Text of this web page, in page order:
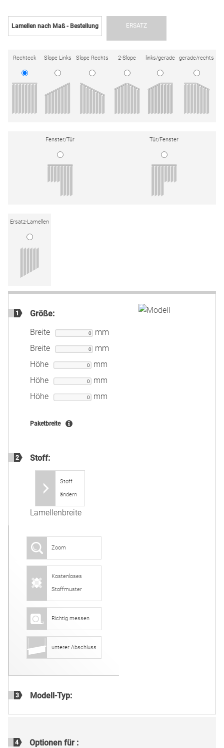
Lamellen nach Maß - Bestellung ERSATZ
Rechteck Slope Links Slope Rechts 2-Slope links/gerade gerade/rechts
Fenster/Tür Tür/Fenster
Ersatz-Lamellen
1
Größe:
Breite
mm
Breite
mm
Höhe
mm
Höhe
mm
Höhe
mm
Paketbreite
2 Stoff:
Stoff
ändern
Lamellenbreite
Zoom
Kostenloses
Stoffmuster
Richtig messen
unterer Abschluss
3 Modell-Typ:
4 Optionen für :